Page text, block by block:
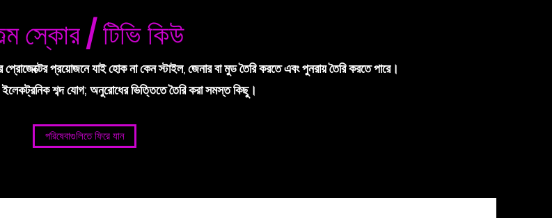
স্কোর / টিভি কিউ
প্রয়োজনে যাই হোক না কেন স্টাইল, জেনার বা মুড তৈরি করতে এবং পুনরায় তৈরি করতে পারে।
শব্দ যোগ; অনুরোধের ভিত্তিতে তৈরি করা সমস্ত কিছু।
পরিষেবাগুলিতে ফিরে যান